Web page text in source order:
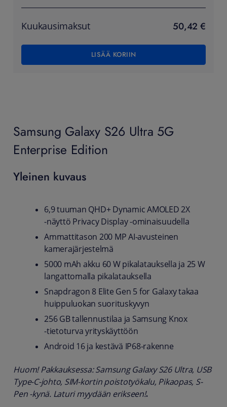
Kuukausimaksut 50,42 €
LISÄÄ KORIIN
Samsung Galaxy S26 Ultra 5G
Enterprise Edition
Yleinen kuvaus
6,9 tuuman QHD+ Dynamic AMOLED 2X
‑näyttö Privacy Display -ominaisuudella
Ammattitason 200 MP AI‑avusteinen
kamerajärjestelmä
5000 mAh akku 60 W pikalatauksella ja 25 W
langattomalla pikalatauksella
Snapdragon 8 Elite Gen 5 for Galaxy takaa
huippuluokan suorituskyvyn
256 GB tallennustilaa ja Samsung Knox
‑tietoturva yrityskäyttöön
Android 16 ja kestävä IP68-rakenne
Huom! Pakkauksessa: Samsung Galaxy S26 Ultra, USB
Type-C-johto, SIM-kortin poistotyökalu, Pikaopas, S-
Pen -kynä. Laturi myydään erikseen!.